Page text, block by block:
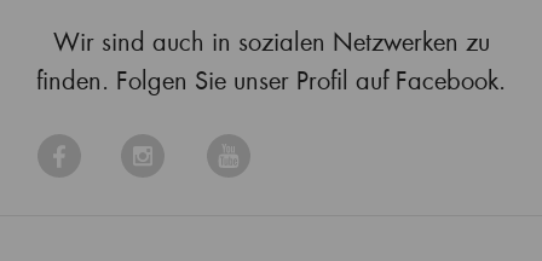
Wir sind auch in sozialen Netzwerken zu
finden. Folgen Sie unser Profil auf Facebook.